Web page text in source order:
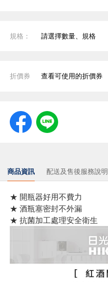
規格： 請選擇數量、規格
折價券 查看可使用的折價券
商品資訊 配送及售後服務說明
★ 開瓶器好用不費力
★ 酒瓶塞密封不外漏
★ 抗菌加工處理安全衛生